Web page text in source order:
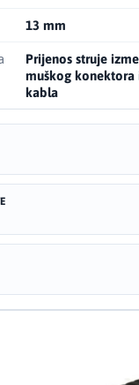
13 mm
Prijenos struje
muškog
kabla